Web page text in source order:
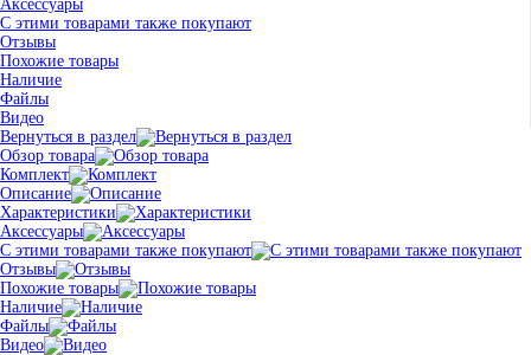
Аксессуары
С этими товарами также покупают
Отзывы
Похожие товары
Наличие
Файлы
Видео
Вернуться в раздел
Обзор товара
Комплект
Описание
Характеристики
Аксессуары
С этими товарами также покупают
Отзывы
Похожие товары
Наличие
Файлы
Видео